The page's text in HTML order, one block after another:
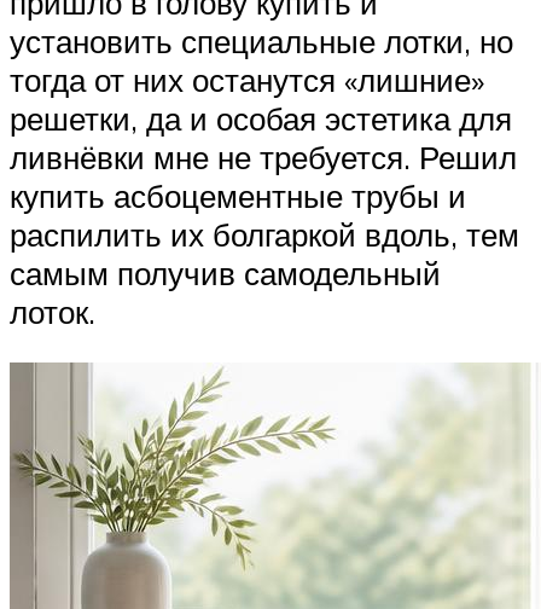
установить специальные лотки, но
тогда от них останутся «лишние»
решетки, да и особая эстетика для
ливнёвки мне не требуется. Решил
купить асбоцементные трубы и
распилить их болгаркой вдоль, тем
самым получив самодельный
лоток.